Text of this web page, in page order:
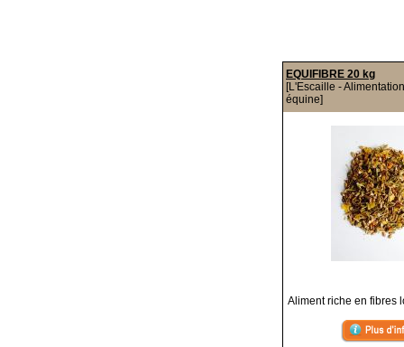
EQUIFIBRE 20 kg
[L'Escaille - Alimentation
équine]
Aliment riche en fibres